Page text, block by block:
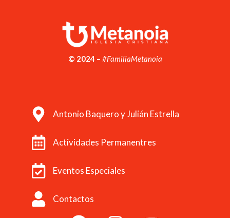
© 2024 – #FamiliaMetanoia
Antonio Baquero y Julián Estrella
Actividades Permanentres
Eventos Especiales
Contactos